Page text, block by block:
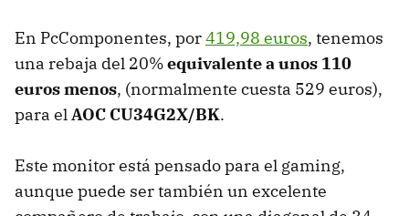
En PcComponentes, por419,98 euros, tenemos
una rebaja del 20%equivalente a unos 110
euros menos, (normalmente cuesta 529 euros),
para elAOC CU34G2X/BK.
Este monitor está pensado para el gaming,
aunque puede ser también un excelente